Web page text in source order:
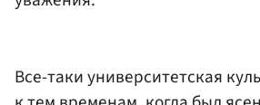
Все-таки университетская